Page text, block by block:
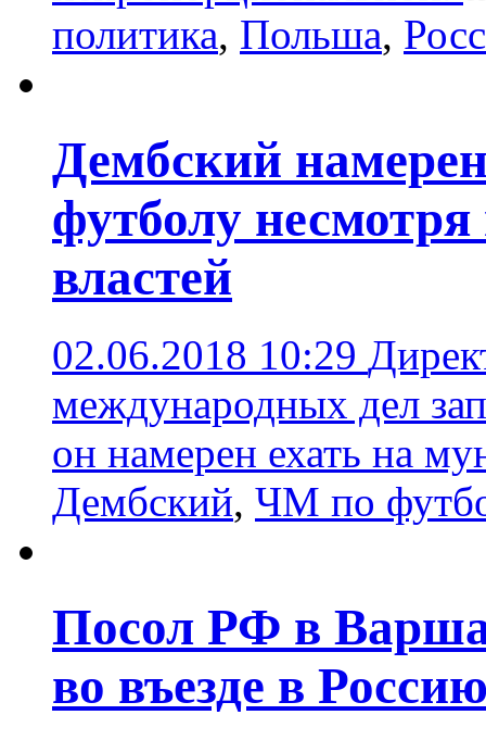
политика, Польша,
Дембский
футболу несмотря
властей
02.06.2018 10:29
международных дел
он намерен ехать на
Дембский, ЧМ по
Посол РФ в
во въезде в